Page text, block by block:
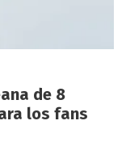
de 8
los fans